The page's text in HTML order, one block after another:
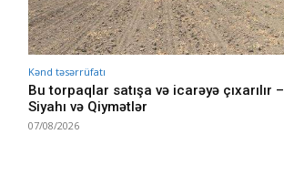
Kənd təsərrüfatı
Bu torpaqlar satışa və icarəyə çıxarılır –
Siyahı və Qiymətlər
07/08/2026